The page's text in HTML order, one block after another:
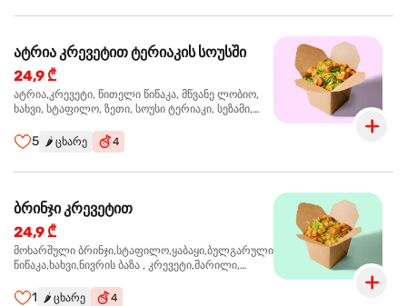
ატრია კრევეტით ტერიაკის სოუსში
24,9 ₾
ატრია,კრევეტი, წითელი წიწაკა, მწვანე ლობიო,
ხახვი, სტაფილო, ზეთი, სოუსი ტერიაკი, სეზამი,
5 🌶️ ცხარე 4
ბრინჯი კრევეტით
24,9 ₾
მოხარშული ბრინჯი,სტაფილო,ყაბაყი,ბულგარული
წიწაკა,ხახვი,ნივრის ბაზა , კრევეტი,მარილი,
მარცვლის ნაზავი,მზესუმზირის ზეთი ,ბარდა
1 🌶️ ცხარე 4